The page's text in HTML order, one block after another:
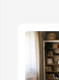
CH 8